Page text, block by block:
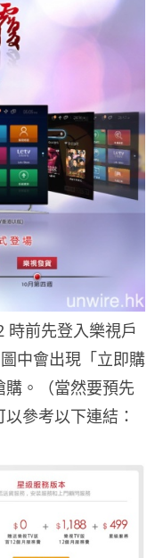
前先登入樂視戶
中會出現「立即購
。（當然要預先
參考以下連結：